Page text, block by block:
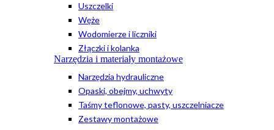
Uszczelki
Węże
Wodomierze i liczniki
Złączki i kolanka
Narzędzia i materiały montażowe
Narzędzia hydrauliczne
Opaski, obejmy, uchwyty
Taśmy teflonowe, pasty, uszczelniacze
Zestawy montażowe